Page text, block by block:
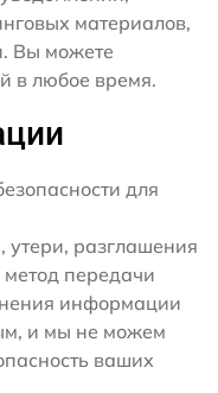
материалов,
Вы можете
в любое время.
для
утери, разглашения
передачи
информации
и мы не можем
ваших